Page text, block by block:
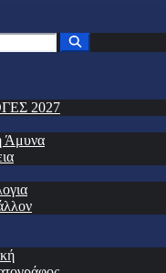
2027
Άμυνα